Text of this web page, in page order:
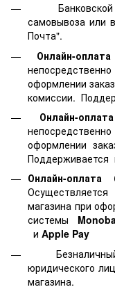
самовывоза или
Почта".
Онлайн-
оформлении
комиссии.
Онлайн-
оформлении
Поддерживается
Онлайн-оплата
магазина при
системы
и Apple Pay
юридического
магазина.